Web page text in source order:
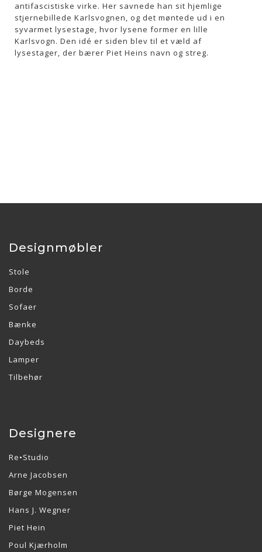
antifascistiske virke. Her savnede han sit hjemlige
stjernebillede Karlsvognen, og det møntede ud i en
syvarmet lysestage, hvor lysene former en lille
Karlsvogn. Den idé er siden blev til et væld af
lysestager, der bærer Piet Heins navn og streg.
Designmøbler
Stole
Borde
Sofaer
Bænke
Daybeds
Lamper
Tilbehør
Designere
Re•Studio
Arne Jacobsen
Børge Mogensen
Hans J. Wegner
Piet Hein
Poul Kjærholm